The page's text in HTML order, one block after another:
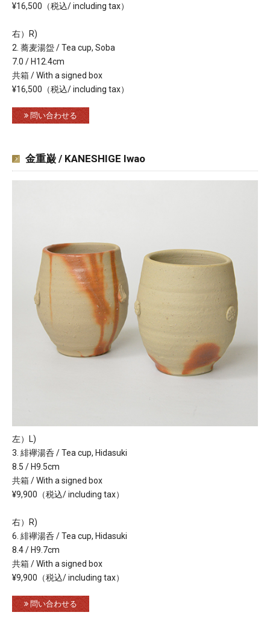
¥16,500（税込/ including tax）
右）R)
2. 蕎麦湯盌 / Tea cup, Soba
7.0 / H12.4cm
共箱 / With a signed box
¥16,500（税込/ including tax）
問い合わせる
金重巌 / KANESHIGE Iwao
左）L)
3. 緋襷湯呑 / Tea cup, Hidasuki
8.5 / H9.5cm
共箱 / With a signed box
¥9,900（税込/ including tax）
右）R)
6. 緋襷湯呑 / Tea cup, Hidasuki
8.4 / H9.7cm
共箱 / With a signed box
¥9,900（税込/ including tax）
問い合わせる